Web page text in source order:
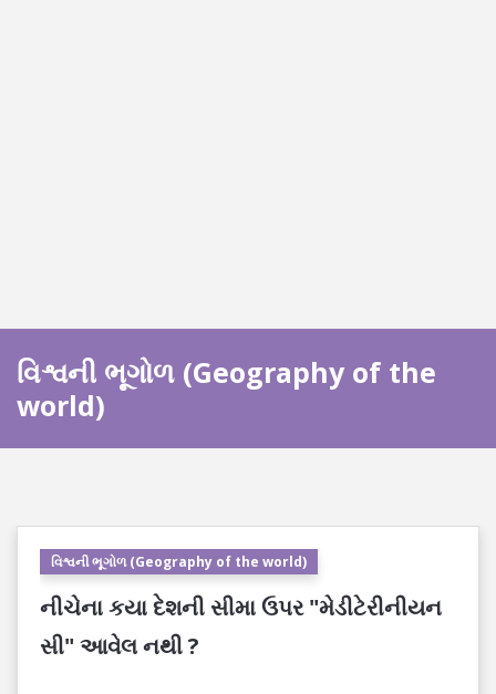
વિશ્વની ભૂગોળ (Geography of the
world)
વિશ્વની ભૂગોળ (Geography of the world)
નીચેના કયા દેશની સીમા ઉપર "મેડીટેરીનીયન
સી" આવેલ નથી ?